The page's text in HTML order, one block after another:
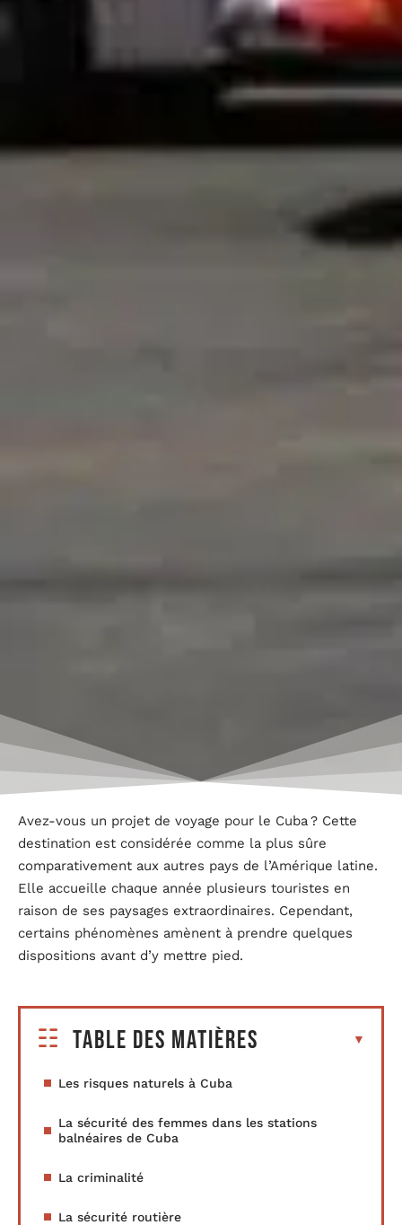
Avez-vous un projet de voyage pour le Cuba ? Cette
destination est considérée comme la plus sûre
comparativement aux autres pays de l’Amérique latine.
Elle accueille chaque année plusieurs touristes en
raison de ses paysages extraordinaires. Cependant,
certains phénomènes amènent à prendre quelques
dispositions avant d’y mettre pied.
Table des matières
Les risques naturels à Cuba
La sécurité des femmes dans les stations
balnéaires de Cuba
La criminalité
La sécurité routière